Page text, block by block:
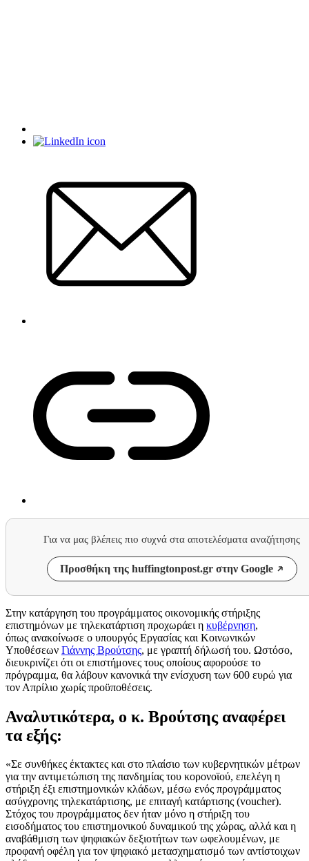
Για να μας βλέπεις πιο συχνά στα αποτελέσματα αναζήτησης
Προσθήκη της huffingtonpost.gr στην Google
Στην κατάργηση του προγράμματος οικονομικής στήριξης
επιστημόνων με τηλεκατάρτιση προχωράει η κυβέρνηση,
όπως ανακοίνωσε ο υπουργός Εργασίας και Κοινωνικών
Υποθέσεων Γιάννης Βρούτσης, με γραπτή δήλωσή του. Ωστόσο,
διευκρινίζει ότι οι επιστήμονες τους οποίους αφορούσε το
πρόγραμμα, θα λάβουν κανονικά την ενίσχυση των 600 ευρώ για
τον Απρίλιο χωρίς προϋποθέσεις.
Αναλυτικότερα, ο κ. Βρούτσης αναφέρει
τα εξής:
«Σε συνθήκες έκτακτες και στο πλαίσιο των κυβερνητικών μέτρων
για την αντιμετώπιση της πανδημίας του κορονοϊού, επελέγη η
στήριξη έξι επιστημονικών κλάδων, μέσω ενός προγράμματος
ασύγχρονης τηλεκατάρτισης, με επιταγή κατάρτισης (voucher).
Στόχος του προγράμματος δεν ήταν μόνο η στήριξη του
εισοδήματος του επιστημονικού δυναμικού της χώρας, αλλά και η
αναβάθμιση των ψηφιακών δεξιοτήτων των ωφελουμένων, με
προφανή οφέλη για τον ψηφιακό μετασχηματισμό των αντίστοιχων